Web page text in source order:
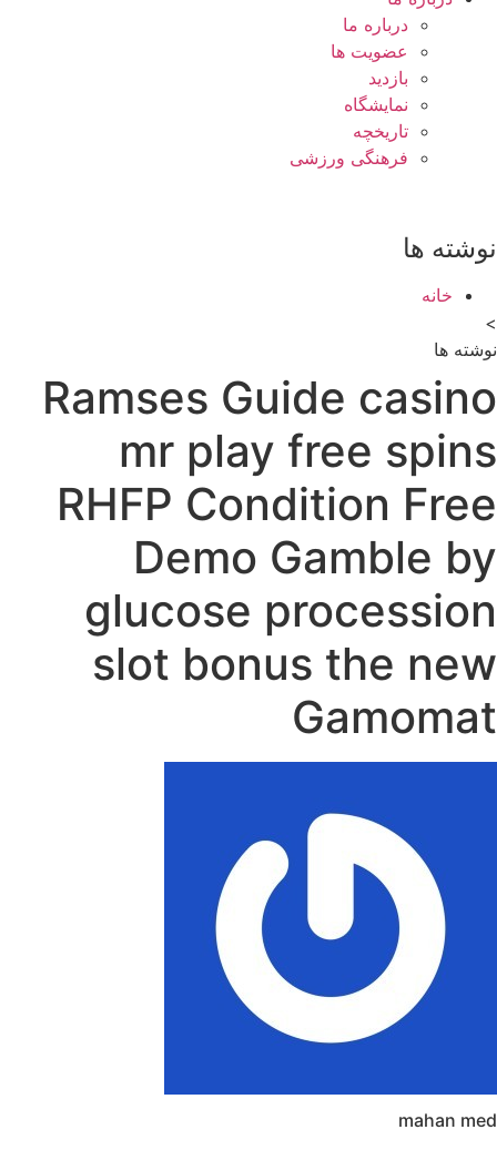
درباره ما
عضویت ها
بازدید
نمایشگاه
تاريخچه
فرهنگی ورزشی
نوشته ها
خانه
>
نوشته ها
Ramses Guide casino
mr play free spins
RHFP Condition Free
Demo Gamble by
glucose procession
slot bonus the new
Gamomat
mahan med